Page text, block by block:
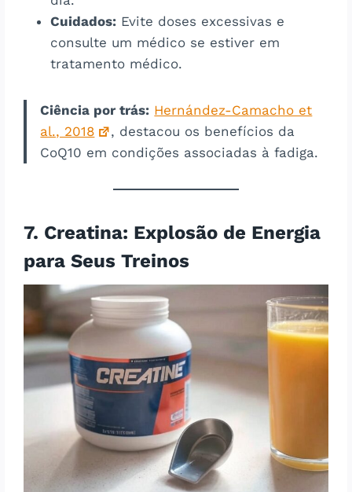
Cuidados: Evite doses excessivas e
consulte um médico se estiver em
tratamento médico.
Ciência por trás: Hernández-Camacho et
al., 2018
, destacou os benefícios da
CoQ10 em condições associadas à fadiga.
7. Creatina: Explosão de Energia
para Seus Treinos